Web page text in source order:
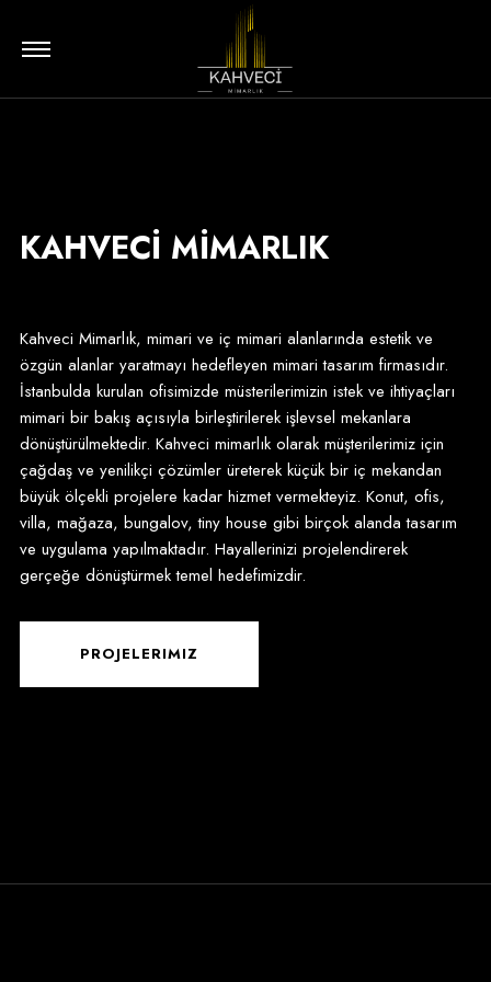
KAHVECİ MİMARLIK
Kahveci Mimarlık, mimari ve iç mimari alanlarında estetik ve
özgün alanlar yaratmayı hedefleyen mimari tasarım firmasıdır.
İstanbulda kurulan ofisimizde müsterilerimizin istek ve ihtiyaçları
mimari bir bakış açısıyla birleştirilerek işlevsel mekanlara
dönüştürülmektedir. Kahveci mimarlık olarak müşterilerimiz için
çağdaş ve yenilikçi çözümler üreterek küçük bir iç mekandan
büyük ölçekli projelere kadar hizmet vermekteyiz. Konut, ofis,
villa, mağaza, bungalov, tiny house gibi birçok alanda tasarım
ve uygulama yapılmaktadır. Hayallerinizi projelendirerek
gerçeğe dönüştürmek temel hedefimizdir.
PROJELERIMIZ